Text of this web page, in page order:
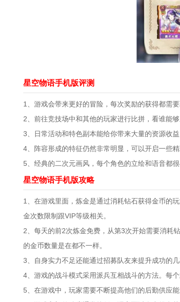
星空物语手机版评测
1、游戏会带来更好的冒险，每次奖励的获得都需要
2、前往竞技场中和其他的玩家进行比拼，看谁能够
3、日常活动和特色副本能给你带来大量的资源收
4、阵容形成的特征仍然非常明显，可以开启一些精
5、经典的二次元画风，每个角色的立绘和语音都
星空物语手机版攻略
1、在游戏里面，炼金是通过消耗钻石获得金币的
金次数限制跟VIP等级相关。
2、每天的前2次炼金免费，从第3次开始需要消耗
的金币数量是在都不一样。
3、自身实力不足还能通过招募队友来提升成功的
4、游戏的战斗模式采用派兵互相战斗的方法。每
5、在游戏中，玩家需要不断提高他们的后勤供应